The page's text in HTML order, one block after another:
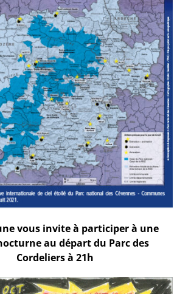
vous invite à participer à une
au départ du Parc des
Cordeliers à 21h